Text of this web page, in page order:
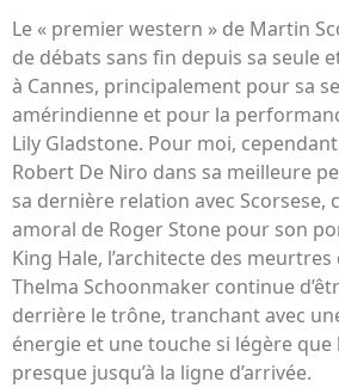
Le « premier western » de Martin
de débats sans fin depuis sa seule
à Cannes, principalement pour sa
amérindienne et pour la
Lily Gladstone. Pour moi,
Robert De Niro dans sa meilleure
sa dernière relation avec Scorsese,
amoral de Roger Stone pour son
King Hale, l’architecte des meurtres
Thelma Schoonmaker continue
derrière le trône, tranchant avec
énergie et une touche si légère que
presque jusqu’à la ligne d’arrivée.